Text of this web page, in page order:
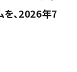
、2026年7